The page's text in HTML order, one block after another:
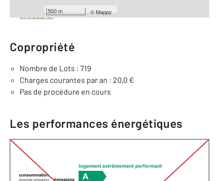
500 m ©Mappy
cliquez ici
Copropriété
Nombre de Lots : 719
Charges courantes par an : 20,0 €
Pas de procédure en cours
Les performances énergétiques